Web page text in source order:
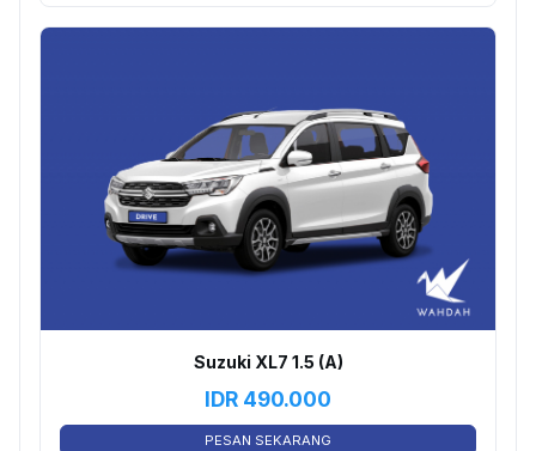
Suzuki XL7 1.5 (A)
IDR 490.000
PESAN SEKARANG